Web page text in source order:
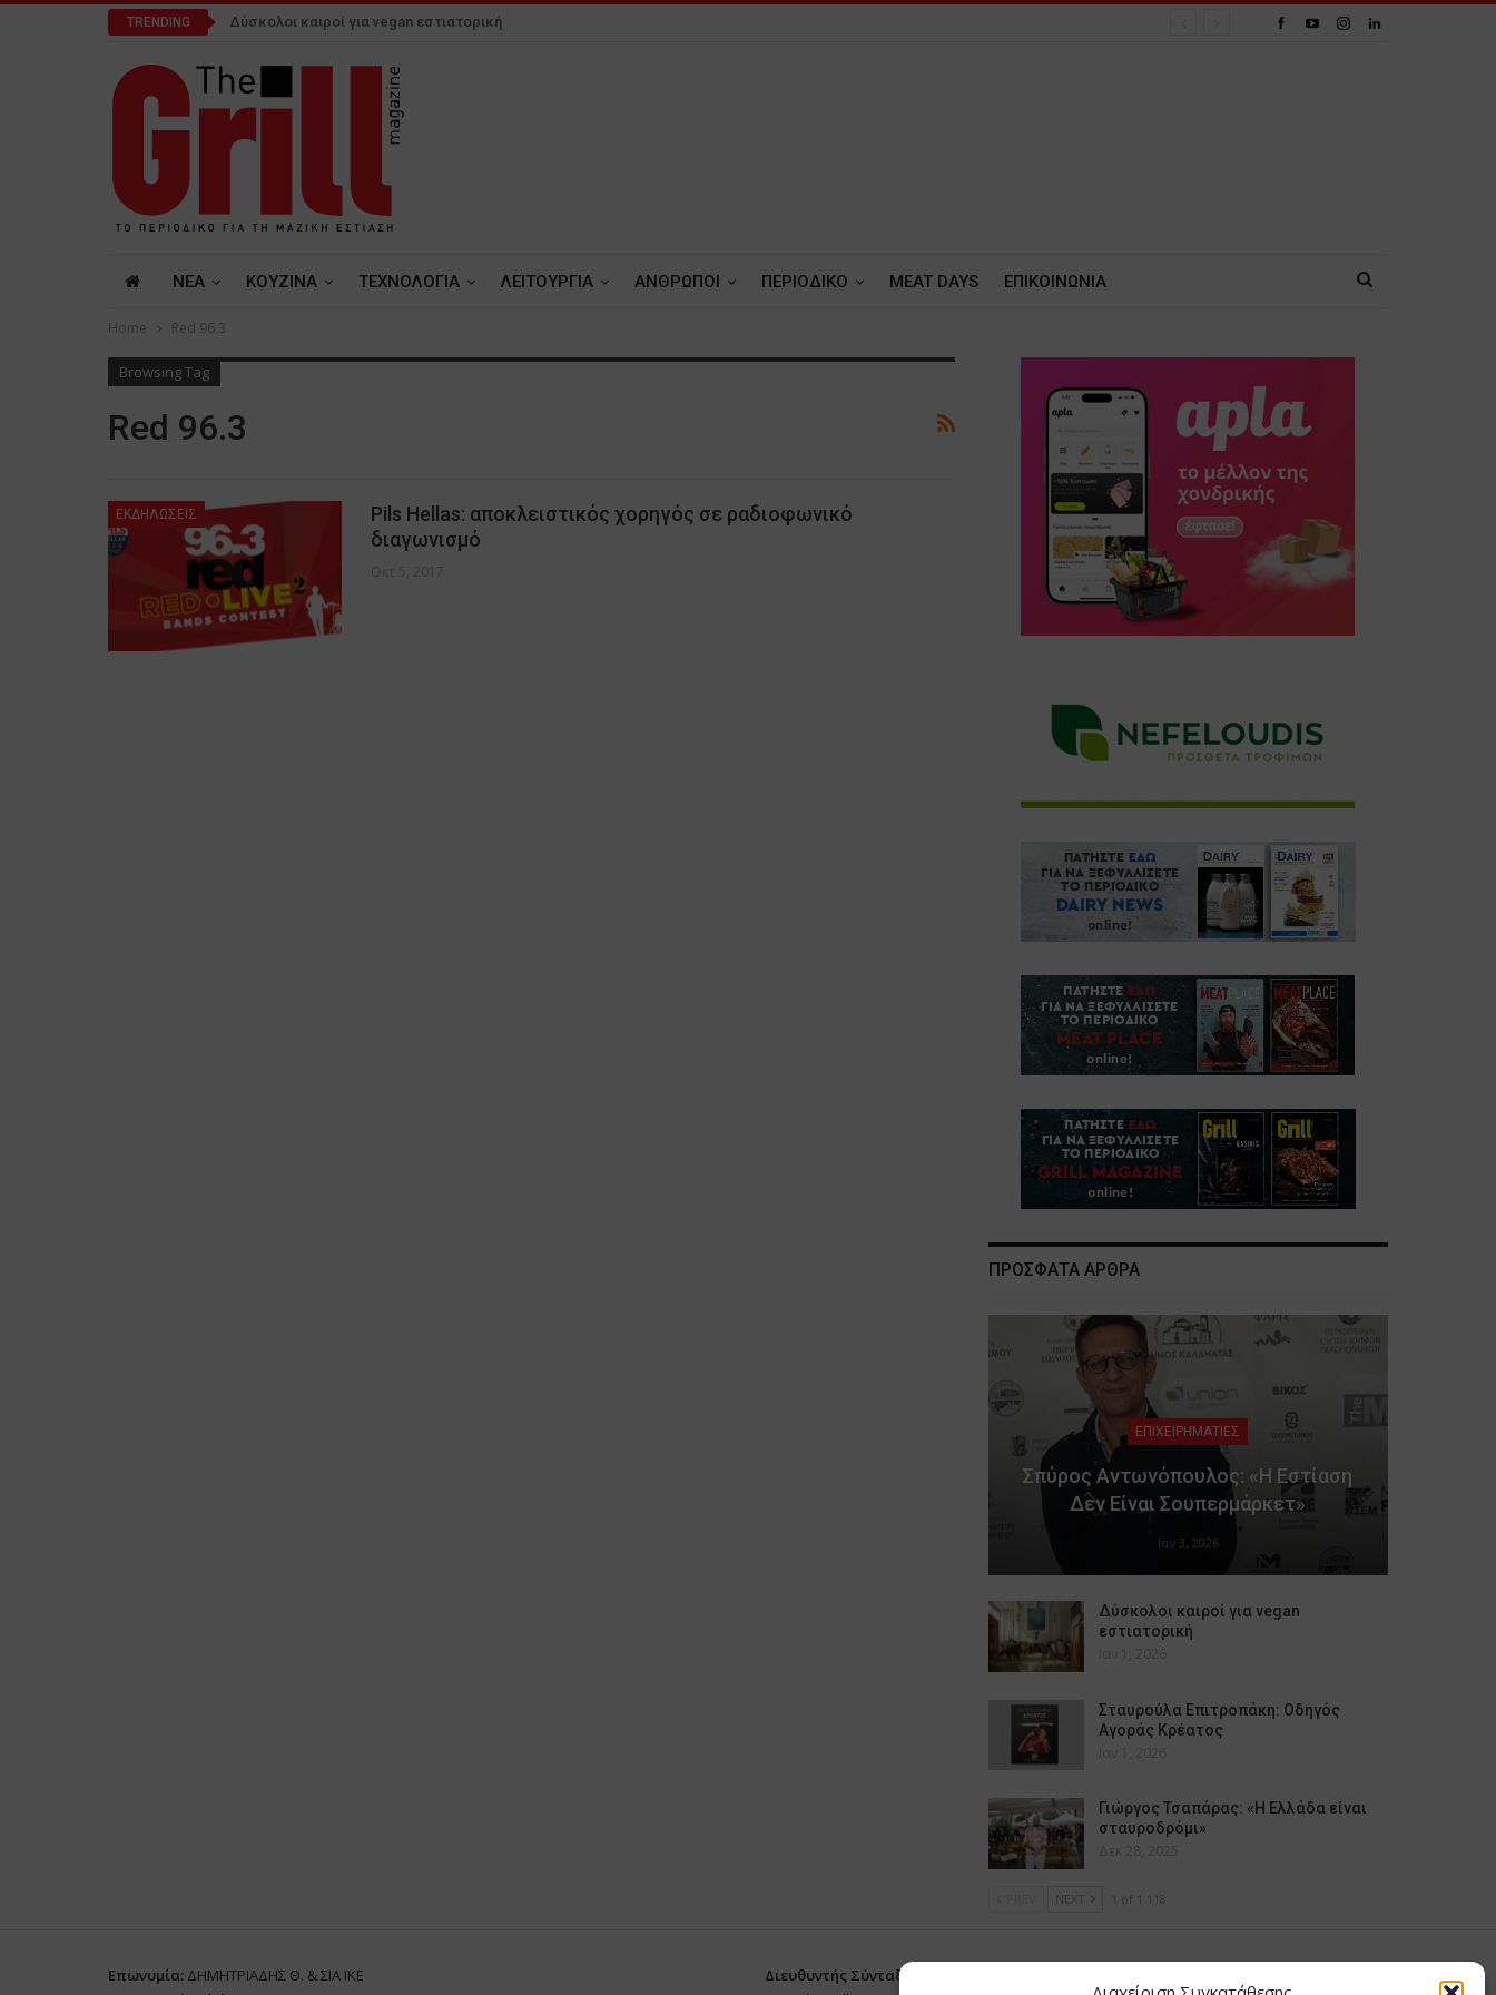
TRENDING Δύσκολοι καιροί για vegan εστιατορική
NEA ΚΟΥΖΙΝΑ ΤΕΧΝΟΛΟΓΙΑ ΛΕΙΤΟΥΡΓΙΑ ΑΝΘΡΩΠΟΙ ΠΕΡΙΟΔΙΚΟ MEAT DAYS ΕΠΙΚΟΙΝΩΝΙΑ
Home Red 96.3
Browsing Tag
Red 96.3
ΕΚΔΗΛΩΣΕΙΣ
Pils Hellas: αποκλειστικός χορηγός σε ραδιοφωνικό
διαγωνισμό
Οκτ 5, 2017
ΠΡΟΣΦΑΤΑ ΑΡΘΡΑ
ΕΠΙΧΕΙΡΗΜΑΤΙΕΣ
Σπύρος Αντωνόπουλος: «Η Εστίαση
Δεν Είναι Σουπερμάρκετ»
Ιαν 3, 2026
Δύσκολοι καιροί για vegan
εστιατορική
Ιαν 1, 2026
Σταυρούλα Επιτροπάκη: Οδηγός
Αγοράς Κρέατος
Ιαν 1, 2026
Γιώργος Τσαπάρας: «Η Ελλάδα είναι
σταυροδρόμι»
Δεκ 28, 2025
NEXT 1 of 1.118
Επωνυμία: ΔΗΜΗΤΡΙΑΔΗΣ Θ. & ΣΙΑ ΙΚΕ
Διευθυντής Σύνταξης: